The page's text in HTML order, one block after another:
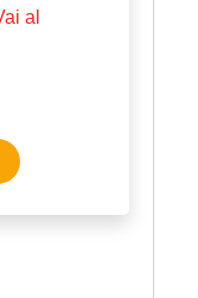
ad
Amazon,
Fai
al